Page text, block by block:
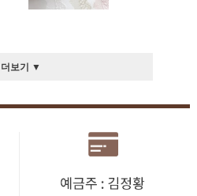
더보기 ▼